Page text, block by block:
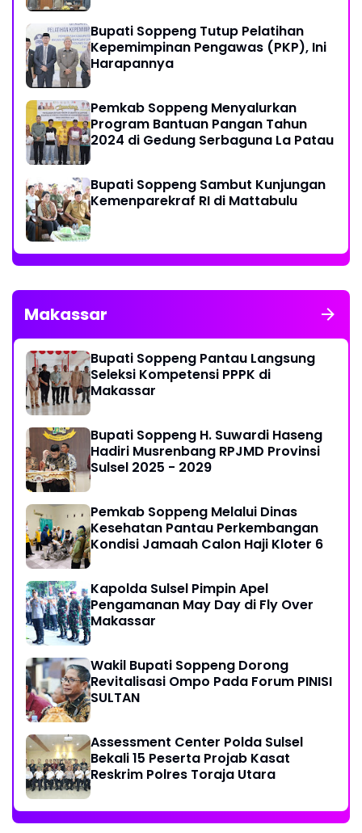
Bupati Soppeng Tutup Pelatihan
Kepemimpinan Pengawas (PKP), Ini
Harapannya
Pemkab Soppeng Menyalurkan
Program Bantuan Pangan Tahun
2024 di Gedung Serbaguna La Patau
Bupati Soppeng Sambut Kunjungan
Kemenparekraf RI di Mattabulu
Makassar
Bupati Soppeng Pantau Langsung
Seleksi Kompetensi PPPK di
Makassar
Bupati Soppeng H. Suwardi Haseng
Hadiri Musrenbang RPJMD Provinsi
Sulsel 2025 - 2029
Pemkab Soppeng Melalui Dinas
Kesehatan Pantau Perkembangan
Kondisi Jamaah Calon Haji Kloter 6
Kapolda Sulsel Pimpin Apel
Pengamanan May Day di Fly Over
Makassar
Wakil Bupati Soppeng Dorong
Revitalisasi Ompo Pada Forum PINISI
SULTAN
Assessment Center Polda Sulsel
Bekali 15 Peserta Projab Kasat
Reskrim Polres Toraja Utara